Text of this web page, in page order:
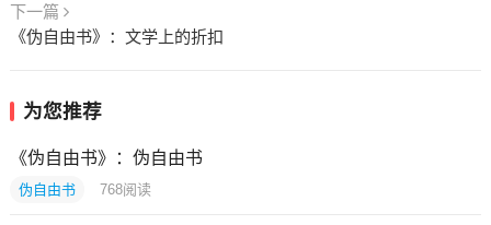
下一篇
《伪自由书》：文学上的折扣
为您推荐
《伪自由书》：伪自由书
伪自由书 768阅读